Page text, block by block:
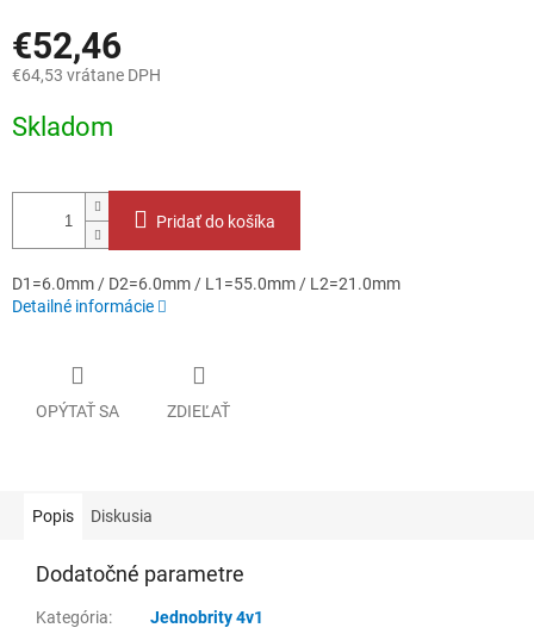
€52,46
€64,53 vrátane DPH
cena:
Skladom
Pridať do košíka
D1=6.0mm / D2=6.0mm / L1=55.0mm / L2=21.0mm
Detailné informácie
OPÝTAŤ SA ZDIEĽAŤ
Popis Diskusia
Dodatočné parametre
Kategória:
Jednobrity 4v1